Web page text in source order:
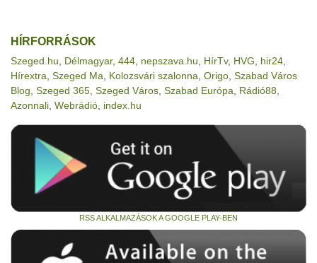
HÍRFORRÁSOK
Szeged.hu Délmagyar, 444 nepszava.hu HírTv, HVG hir24
Hírextra Szeged Ma Kolozsvári szalonna Origo Szabad Város
Blog Szeged 365 Szeged Város Szabad Európa Rádió88
Azonnali Webrádió index.hu
RSS ALKALMAZÁSOK A GOOGLE PLAY-BEN